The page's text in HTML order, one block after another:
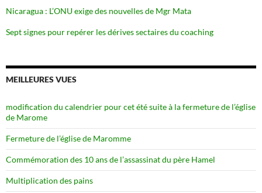
Nicaragua : L’ONU exige des nouvelles de Mgr Mata
Sept signes pour repérer les dérives sectaires du coaching
MEILLEURES VUES
modification du calendrier pour cet été suite à la fermeture de l’église
de Marome
Fermeture de l’église de Maromme
Commémoration des 10 ans de l’assassinat du père Hamel
Multiplication des pains